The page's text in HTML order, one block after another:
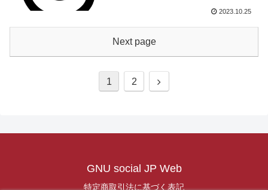
2023.10.25
Next page
1 2
GNU social JP Web
特定商取引法に基づく表記